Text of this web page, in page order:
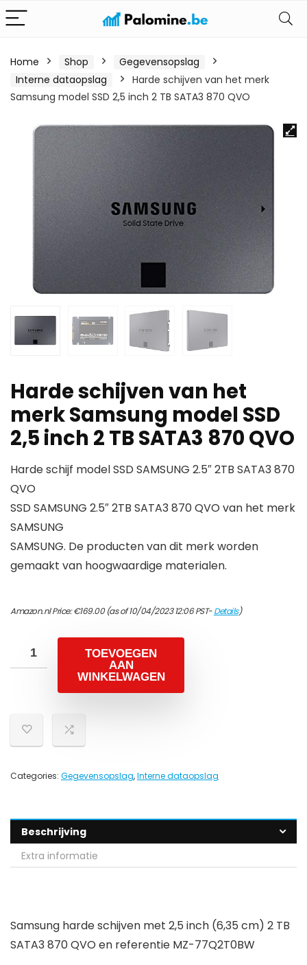
Home Shop
Gegevensopslag
Interne dataopslag
Harde schijven van het merk
Samsung model SSD 2,5 inch 2 TB SATA3 870 QVO
Harde schijven van het
merk Samsung model SSD
2,5 inch 2 TB SATA3 870 QVO
Harde schijf model SSD SAMSUNG 2.5″ 2TB SATA3 870
QVO
SSD SAMSUNG 2.5″ 2TB SATA3 870 QVO van het merk
SAMSUNG
SAMSUNG. De producten van dit merk worden
gemaakt van hoogwaardige materialen.
Amazon.nl Price:€169.00(as of 10/04/2023 12:06 PST-Details)
TOEVOEGEN
AAN
WINKELWAGEN
Categories: Gegevensopslag,Interne dataopslag
Beschrijving
Extra informatie
Samsung harde schijven met 2,5 inch (6,35 cm) 2 TB
SATA3 870 QVO en referentie MZ-77Q2T0BW